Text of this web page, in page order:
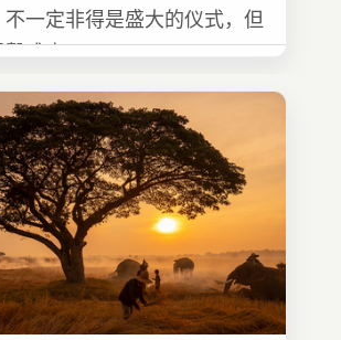
不一定非得是盛大的仪式，但
难忘 :)